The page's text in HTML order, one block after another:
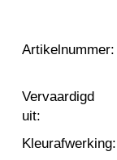
Artikelnummer:
Vervaardigd
uit:
Kleurafwerking: